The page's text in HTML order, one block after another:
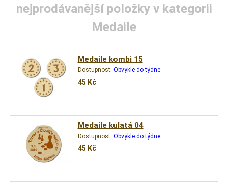
nejprodávanější položky v kategorii
Medaile
Medaile kombi 15
Dostupnost: Obvykle do týdne
45 Kč
Medaile kulatá 04
Dostupnost: Obvykle do týdne
45 Kč